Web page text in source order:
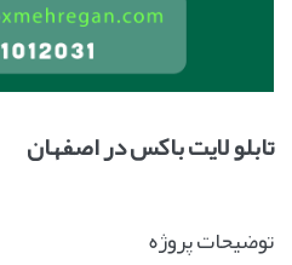
تابلو لایت باکس در اصفهان
توضیحات پروژه